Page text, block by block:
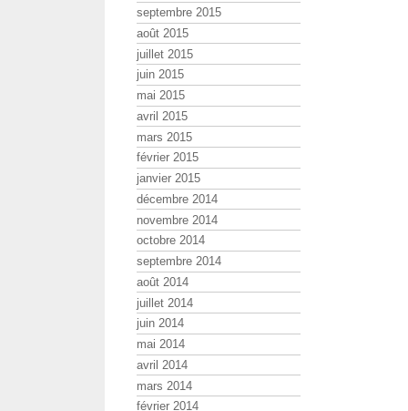
septembre 2015
août 2015
juillet 2015
juin 2015
mai 2015
avril 2015
mars 2015
février 2015
janvier 2015
décembre 2014
novembre 2014
octobre 2014
septembre 2014
août 2014
juillet 2014
juin 2014
mai 2014
avril 2014
mars 2014
février 2014